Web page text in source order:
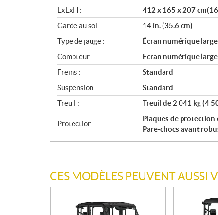
LxLxH :
412 x 165 x 207
Garde au sol :
14 in. (35.6 cm)
Type de jauge :
Écran numérique
Compteur :
Écran numérique
Freins :
Standard
Suspension :
Standard
Treuil :
Treuil de 2 041 kg (4
Protection :
Plaques de protection
Pare-chocs avant
CES MODÈLES PEUVENT AUSSI